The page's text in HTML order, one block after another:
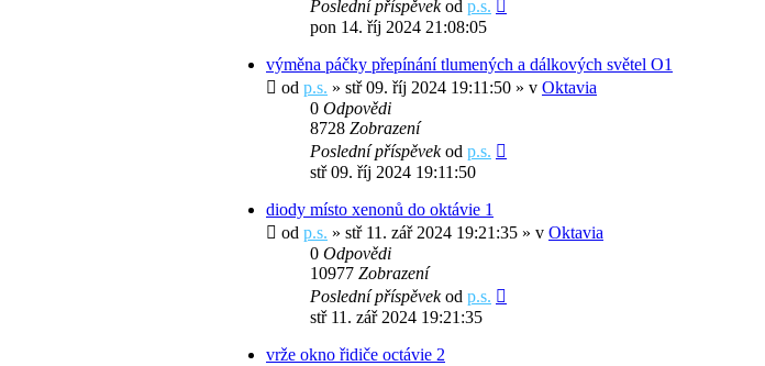
Poslední příspěvekod p.s.
pon 14. říj 2024 21:08:05
výměna páčky přepínání tlumených a dálkových světel O1
od p.s. » stř 09. říj 2024 19:11:50 » v Oktavia
0 Odpovědi
8728 Zobrazení
Poslední příspěvekod p.s.
stř 09. říj 2024 19:11:50
diody místo xenonů do oktávie 1
od p.s. » stř 11. zář 2024 19:21:35 » v Oktavia
0 Odpovědi
10977 Zobrazení
Poslední příspěvekod p.s.
stř 11. zář 2024 19:21:35
vrže okno řidiče octávie 2